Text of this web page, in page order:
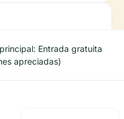
Entrada gratuita
apreciadas)